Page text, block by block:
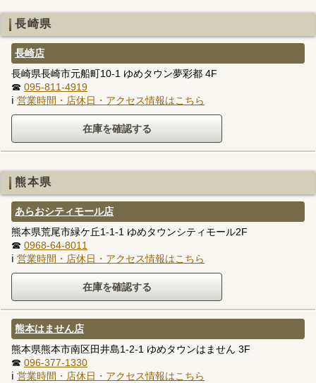
長崎県
長崎店
長崎県長崎市元船町10-1 ゆめタウン夢彩都 4F
☎ 095-811-4919
ℹ 営業時間・店休日・アクセス情報はこちら
熊本県
あらおシティモール店
熊本県荒尾市緑ケ丘1-1-1 ゆめタウンシティモール2F
☎ 0968-64-8011
ℹ 営業時間・店休日・アクセス情報はこちら
熊本はません店
熊本県熊本市南区田井島1-2-1 ゆめタウンはません 3F
☎ 096-377-1330
ℹ 営業時間・店休日・アクセス情報はこちら